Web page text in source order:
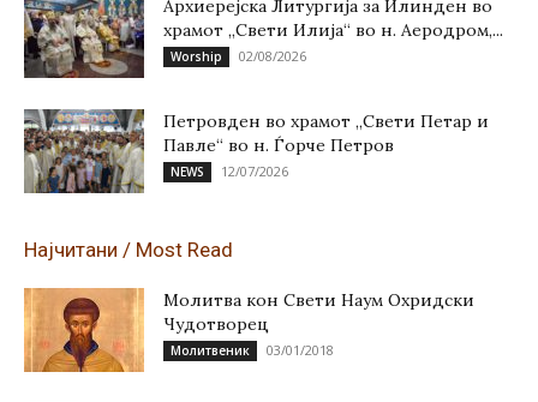
Архиерејска Литургија за Илинден во
храмот „Свети Илија“ во н. Аеродром,...
Worship 02/08/2026
Петровден во храмот „Свети Петар и
Павле“ во н. Ѓорче Петров
NEWS 12/07/2026
Најчитани / Most Read
Молитва кон Свети Наум Охридски
Чудотворец
Молитвеник 03/01/2018